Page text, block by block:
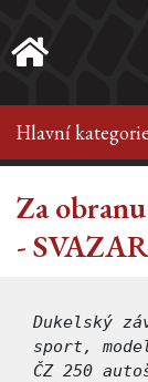
Hlavní kategorie
Za
-
Dukelský
sport,
ČZ 250